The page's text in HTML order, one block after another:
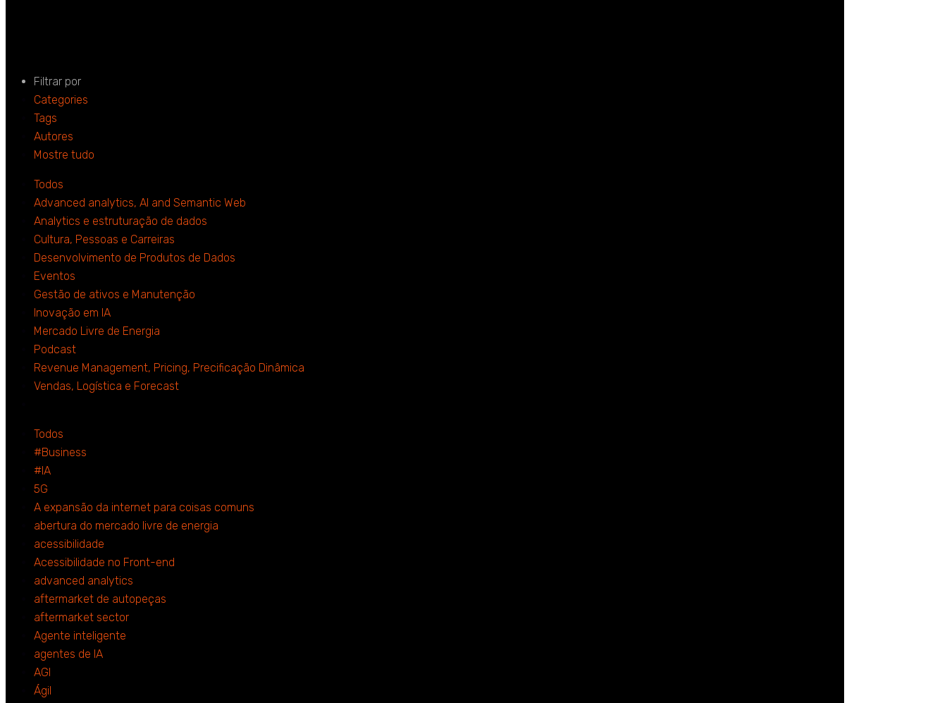
Filtrar por
Categories
Tags
Autores
Mostre tudo
Todos
Advanced analytics, AI and Semantic Web
Analytics e estruturação de dados
Cultura, Pessoas e Carreiras
Desenvolvimento de Produtos de Dados
Eventos
Gestão de ativos e Manutenção
Inovação em IA
Mercado Livre de Energia
Podcast
Revenue Management, Pricing, Precificação Dinâmica
Vendas, Logística e Forecast
Todos
#Business
#IA
5G
A expansão da internet para coisas comuns
abertura do mercado livre de energia
acessibilidade
Acessibilidade no Front-end
advanced analytics
aftermarket de autopeças
aftermarket sector
Agente inteligente
agentes de IA
AGI
Ágil